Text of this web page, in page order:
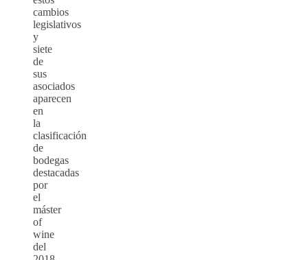
cambios
legislativos
y
siete
de
sus
asociados
aparecen
en
la
clasificación
de
bodegas
destacadas
por
el
máster
of
wine
del